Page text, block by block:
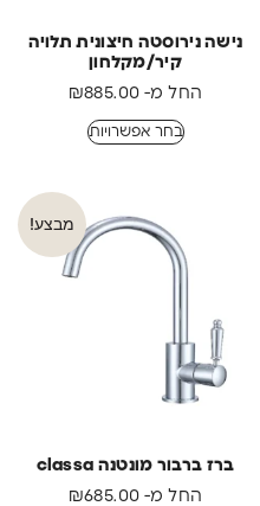
נישה נירוסטה חיצונית תלויה
קיר/מקלחון
החל מ-
₪885.00
בחר אפשרויות
מבצע!
ברז ברבור מונטנה classa
החל מ-
₪685.00